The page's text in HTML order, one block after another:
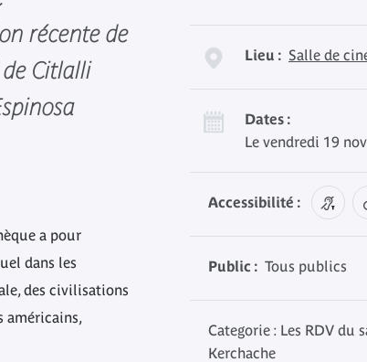
récente de
Citlalli
a pour
dans les
des civilisations
américains,
Lieu : Salle de
Dates :
Le vendredi 19
Accessibilité :
Public : Tous publics
Categorie : Les RDV du
Kerchache